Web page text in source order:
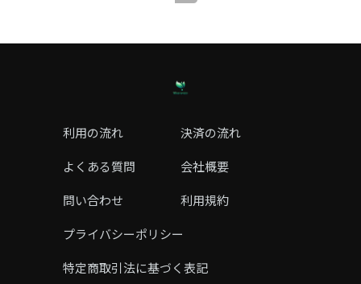
利用の流れ
決済の流れ
よくある質問
会社概要
問い合わせ
利用規約
プライバシーポリシー
特定商取引法に基づく表記